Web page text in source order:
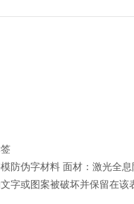
防伪字材料 面材：激光全
字或图案被破坏并保留在